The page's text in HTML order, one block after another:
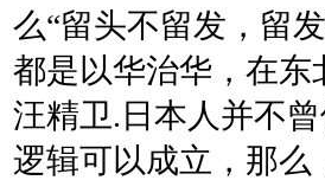
么“留头不留发，留
都是以华治华，在
汪精卫.日本人并不
逻辑可以成立，那